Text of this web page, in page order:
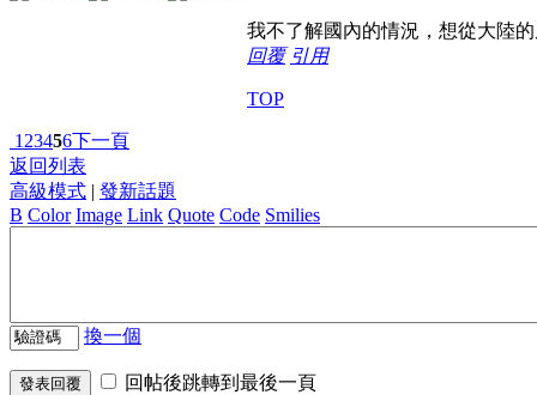
我不了解國內的情況，想從大陸
回覆 引用
TOP
1 23456下一頁
返回列表
高級模式 | 發新話題
B Color Image Link Quote Code Smilies
換一個
發表回覆 回帖後跳轉到最後一頁